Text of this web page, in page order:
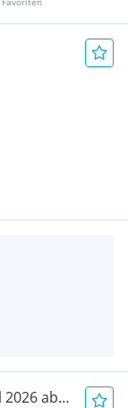
ab